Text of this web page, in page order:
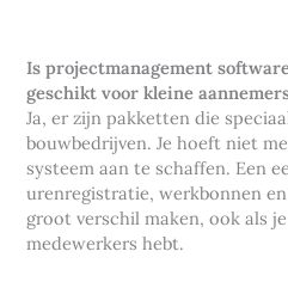
Is projectmanagement
geschikt voor kleine
Ja, er zijn pakketten die
bouwbedrijven. Je hoeft niet
systeem aan te schaffen. Een
urenregistratie, werkbonnen
groot verschil maken, ook als
medewerkers hebt.